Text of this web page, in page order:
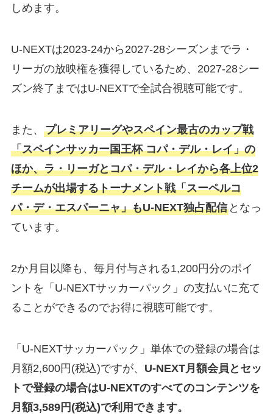
しめます。
U-NEXTは2023-24から2027-28シーズンまでラ・
リーガの放映権を獲得しているため、2027-28シー
ズン終了まではU-NEXTで全試合視聴可能です。
また、 プレミアリーグやスペイン最古のカップ戦
「スペインサッカー国王杯 コパ・デル・レイ」の
ほか、ラ・リーガとコパ・デル・レイから各上位2
チームが出場するトーナメント戦「スーペルコ
パ・デ・エスパーニャ」もU-NEXT独占配信となっ
ています。
2か月目以降も、毎月付与される1,200円分のポイ
ントを「U-NEXTサッカーパック」の支払いに充て
ることができるのでお得に視聴可能です。
「U-NEXTサッカーパック」単体での登録の場合は
月額2,600円(税込)ですが、 U-NEXT月額会員とセッ
トで登録の場合はU-NEXTのすべてのコンテンツを
月額3,589円(税込)で利用できます。